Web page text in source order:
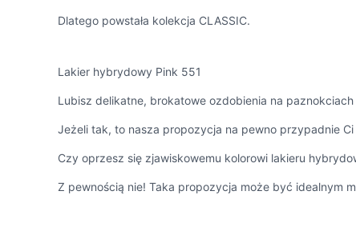
Dlatego powstała kolekcja CLASSIC.
Lakier hybrydowy Pink 551
Lubisz delikatne, brokatowe ozdobienia na
Jeżeli tak, to nasza propozycja na pewno przypadnie
Czy oprzesz się zjawiskowemu kolorowi lakieru
Z pewnością nie! Taka propozycja może być idealnym